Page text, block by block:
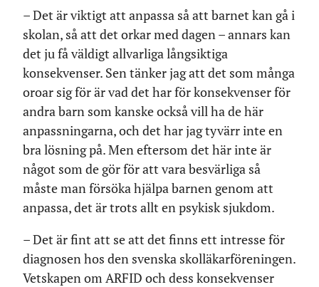
– Det är viktigt att anpassa så att barnet kan gå i
skolan, så att det orkar med dagen – annars kan
det ju få väldigt allvarliga långsiktiga
konsekvenser. Sen tänker jag att det som många
oroar sig för är vad det har för konsekvenser för
andra barn som kanske också vill ha de här
anpassningarna, och det har jag tyvärr inte en
bra lösning på. Men eftersom det här inte är
något som de gör för att vara besvärliga så
måste man försöka hjälpa barnen genom att
anpassa, det är trots allt en psykisk sjukdom.
– Det är fint att se att det finns ett intresse för
diagnosen hos den svenska skolläkarföreningen.
Vetskapen om ARFID och dess konsekvenser